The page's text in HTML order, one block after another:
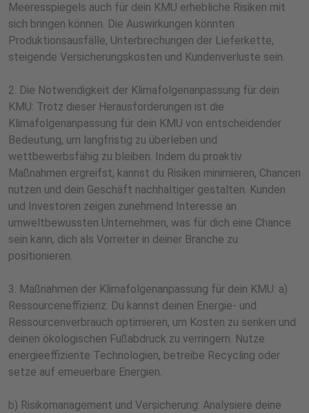
Meeresspiegels auch für dein KMU erhebliche Risiken mit
sich bringen können. Die Auswirkungen könnten
Produktionsausfälle, Unterbrechungen der Lieferkette,
steigende Versicherungskosten und Kundenverluste sein.
2. Die Notwendigkeit der Klimafolgenanpassung für dein
KMU: Trotz dieser Herausforderungen ist die
Klimafolgenanpassung für dein KMU von entscheidender
Bedeutung, um langfristig zu überleben und
wettbewerbsfähig zu bleiben. Indem du proaktiv
Maßnahmen ergreifst, kannst du Risiken minimieren, Chancen
nutzen und dein Geschäft nachhaltiger gestalten. Kunden
und Investoren zeigen zunehmend Interesse an
umweltbewussten Unternehmen, was für dich eine Chance
sein kann, dich als Vorreiter in deiner Branche zu
positionieren.
3. Maßnahmen der Klimafolgenanpassung für dein KMU: a)
Ressourceneffizienz: Du kannst deinen Energie- und
Ressourcenverbrauch optimieren, um Kosten zu senken und
deinen ökologischen Fußabdruck zu verringern. Nutze
energieeffiziente Technologien, betreibe Recycling oder
setze auf erneuerbare Energien.
b) Risikomanagement und Versicherung: Analysiere deine